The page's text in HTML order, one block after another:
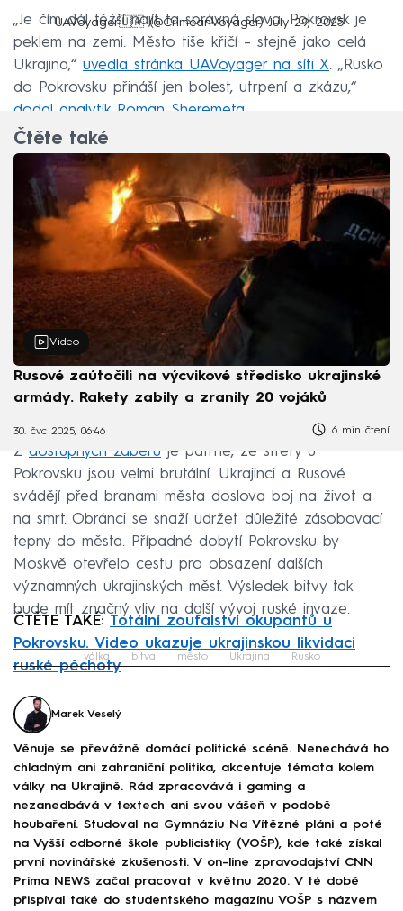
— UAVoyager🇺🇦 (@CrimeanVoyager)July 29, 2025
„Je čím dál těžší najít ta správná slova. Pokrovsk je
peklem na zemi. Město tiše křičí – stejně jako celá
Ukrajina,“ uvedla stránka UAVoyager na síti X. „Rusko
do Pokrovsku přináší jen bolest, utrpení a zkázu,“
dodal analytik Roman Sheremeta
Čtěte také
Video
Rusové zaútočili na výcvikové středisko ukrajinské
armády. Rakety zabily a zranily 20 vojáků
30. čvc 2025, 06:46 6 min čtení
Z dostupných záběrů je patrné, že střety u
Pokrovsku jsou velmi brutální. Ukrajinci a Rusové
svádějí před branami města doslova boj na život a
na smrt. Obránci se snaží udržet důležité zásobovací
tepny do města. Případné dobytí Pokrovsku by
Moskvě otevřelo cestu pro obsazení dalších
významných ukrajinských měst. Výsledek bitvy tak
bude mít značný vliv na další vývoj ruské invaze.
ČTĚTE TAKÉ: Totální zoufalství okupantů u
Pokrovsku. Video ukazuje ukrajinskou likvidaci
ruské pěchoty
válka bitva město Ukrajina Rusko
Marek Veselý
Věnuje se převážně domácí politické scéně. Nenechává ho
chladným ani zahraniční politika, akcentuje témata kolem
války na Ukrajině. Rád zpracovává i gaming a
nezanedbává v textech ani svou vášeň v podobě
houbaření. Studoval na Gymnáziu Na Vítězné pláni a poté
na Vyšší odborné škole publicistiky (VOŠP), kde také získal
první novinářské zkušenosti. V on-line zpravodajství CNN
Prima NEWS začal pracovat v květnu 2020. V té době
přispíval také do studentského magazínu VOŠP s názvem